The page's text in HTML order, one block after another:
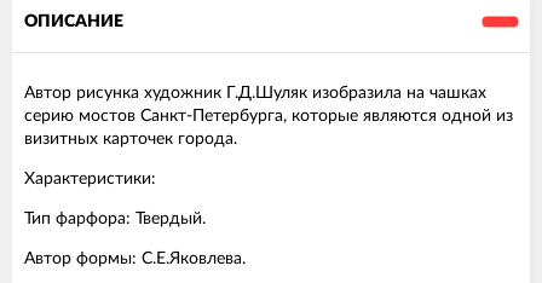
ОПИСАНИЕ
Автор рисунка художник Г.Д.Шуляк изобразила на чашках
серию мостов Санкт-Петербурга, которые являются одной из
визитных карточек города.
Характеристики:
Тип фарфора: Твердый.
Автор формы: С.Е.Яковлева.